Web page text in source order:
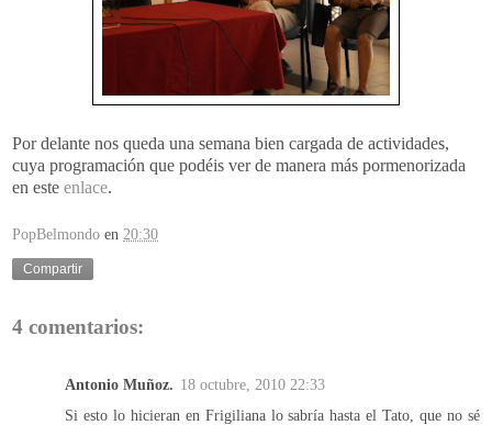
Por delante nos queda una semana bien cargada de actividades,
cuya programación que podéis ver de manera más pormenorizada
en este enlace.
PopBelmondo en 20:30
Compartir
4 comentarios:
Antonio Muñoz. 18 octubre, 2010 22:33
Si esto lo hicieran en Frigiliana lo sabría hasta el Tato, que no sé